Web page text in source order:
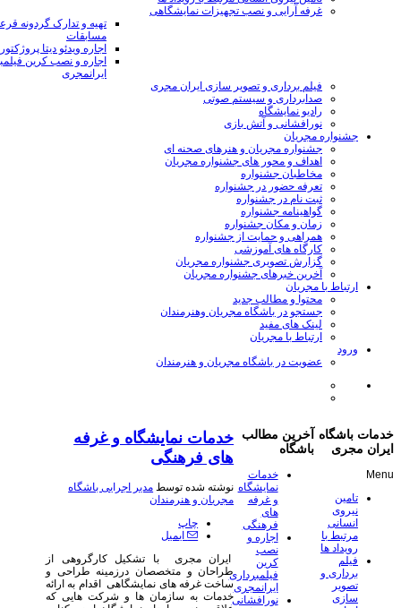
غرفه آرایی و نصب تجهیزات نمایشگاهی
تهیه و تدارک گردونه
مسابقات
اجاره ویدئو دیتا
اجاره و نصب کرین
ایرانمجری
فیلم برداری و تصویر سازی ایران مجری
صدابرداری و سیستم صوتی
رادیو نمایشگاه
نورافشانی و آتش بازی
جشنواره مجریان
جشنواره مجریان و هنرهای صحنه ای
اهداف و محور های جشنواره مجریان
مخاطبان جشنواره
تعرفه حضور در جشنواره
ثبت نام در جشنواره
گواهینامه جشنواره
زمان و مکان جشنواره
همراهی و حمایت از جشنواره
کارگاه های آموزشی
گزارش تصویری جشنواره مجریان
آخرین خبرهای جشنواره مجریان
ارتباط با مجریان
محتوا و مطالب جدید
جستجو در باشگاه مجریان وهنرمندان
لینک های مفید
ارتباط با مجریان
ورود
عضویت در باشگاه مجریان و هنرمندان
خدمات نمایشگاه و غرفه
های فرهنگی
نوشته شده توسط مدیر اجرایی باشگاه
مجریان و هنرمندان
چاپ
ایمیل
ایران مجری با تشکیل کارگروهی از
طراحان و متخصصان درزمینه طراحی و
ساخت غرفه های نمایشگاهی اقدام به ارائه
خدمات به سازمان ها و شرکت هایی که
آخرین مطالب
باشگاه
خدمات
نمایشگاه
و غرفه
های
فرهنگی
اجاره و
نصب
کرین
فیلمبرداری
ایرانمجری
نورافشانی
خدمات باشگاه
ایران مجری
Menu
تامین
نیروی
انسانی
مرتبط با
رویداد ها
فیلم
برداری و
تصویر
سازی